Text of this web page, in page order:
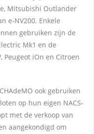
Mitsubishi Outlander
e-NV200. Enkele
gebruiken zijn de
Mk1 en de
iOn en Citroen
ook gebruiken
op hun eigen NACS-
met de verkoop van
aangekondigd om